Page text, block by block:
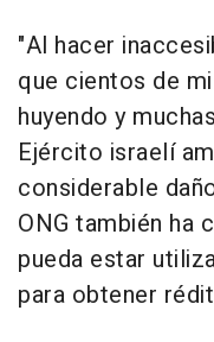
"Al hacer
que cientos de
huyendo y
Ejército israelí
considerable
ONG también ha
pueda estar
para obtener